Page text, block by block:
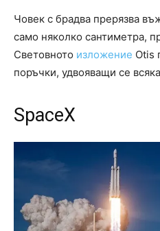
Човек с брадва прерязва
само няколко сантиметра,
Световното изложение Otis
поръчки, удвояващи се
SpaceX